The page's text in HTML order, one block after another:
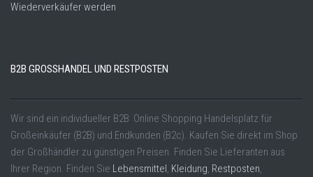
Wiederverkäufer werden
B2B GROSSHANDEL UND RESTPOSTEN
Wir sind ein individueller B2B Online Shopping Handelsplatz für
Großeinkäufer (B2B) und Endkunden (B2c). Kaufen Sie direkt im Shop
der Großhändler zu günstigen Preisen. Finden Sie Lieferanten aus
Ihrer Region. Finden Sie Lebensmittel, Kleidung, Restposten,